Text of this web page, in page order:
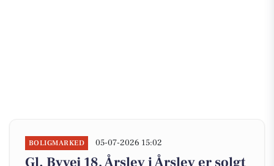
BOLIGMARKED 05-07-2026 15:02
Gl. Byvej 18, Årslev i Årslev er solgt